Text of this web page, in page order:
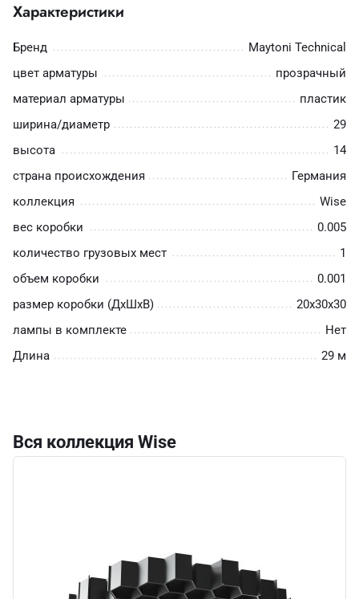
Характеристики
Бренд
Maytoni Technical
цвет арматуры
прозрачный
материал арматуры
пластик
ширина/диаметр
29
высота
14
страна происхождения
Германия
коллекция
Wise
вес коробки
0.005
количество грузовых мест
1
объем коробки
0.001
размер коробки (ДхШхВ)
20х30х30
лампы в комплекте
Нет
Длина
29 м
Вся коллекция Wise